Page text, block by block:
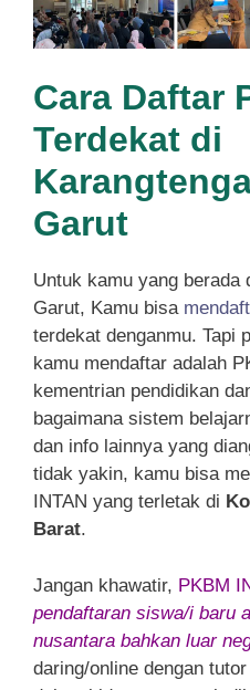
Cara Daftar
Terdekat di
Garut
Untuk kamu yang berada
Garut, Kamu bisa
terdekat denganmu. Tapi
kamu mendaftar adalah
kementrian pendidikan
bagaimana sistem
dan info lainnya yang
tidak yakin, kamu bisa
INTAN yang terletak di
Barat.
Jangan khawatir, PKBM
pendaftaran siswa/i baru
nusantara bahkan luar
daring/online dengan